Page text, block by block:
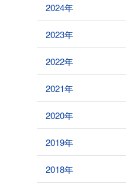
2024年
2023年
2022年
2021年
2020年
2019年
2018年